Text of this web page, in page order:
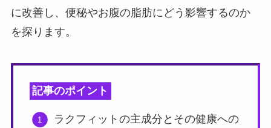
に改善し、便秘やお腹の脂肪にどう影響するのか
を探ります。
記事のポイント
ラクフィットの主成分とその健康への